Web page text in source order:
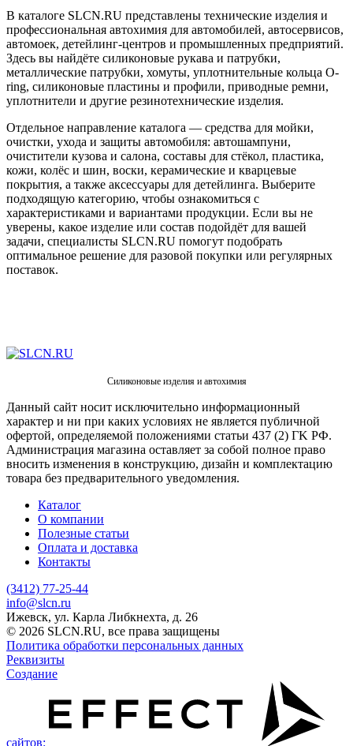
В каталоге SLCN.RU представлены технические изделия и
профессиональная автохимия для автомобилей, автосервисов,
автомоек, детейлинг-центров и промышленных предприятий.
Здесь вы найдёте силиконовые рукава и патрубки,
металлические патрубки, хомуты, уплотнительные кольца O-
ring, силиконовые пластины и профили, приводные ремни,
уплотнители и другие резинотехнические изделия.
Отдельное направление каталога — средства для мойки,
очистки, ухода и защиты автомобиля: автошампуни,
очистители кузова и салона, составы для стёкол, пластика,
кожи, колёс и шин, воски, керамические и кварцевые
покрытия, а также аксессуары для детейлинга. Выберите
подходящую категорию, чтобы ознакомиться с
характеристиками и вариантами продукции. Если вы не
уверены, какое изделие или состав подойдёт для вашей
задачи, специалисты SLCN.RU помогут подобрать
оптимальное решение для разовой покупки или регулярных
поставок.
Силиконовые изделия и автохимия
Данный сайт носит исключительно информационный
характер и ни при каких условиях не является публичной
офертой, определяемой положениями статьи 437 (2) ГK РФ.
Администрация магазина оставляет за собой полное право
вносить изменения в конструкцию, дизайн и комплектацию
товара без предварительного уведомления.
Каталог
О компании
Полезные статьи
Оплата и доставка
Контакты
(3412) 77-25-44
info@slcn.ru
Ижевск, ул. Карла Либкнехта, д. 26
© 2026 SLCN.RU, все права защищены
Политика обработки персональных данных
Реквизиты
Создание
сайтов: